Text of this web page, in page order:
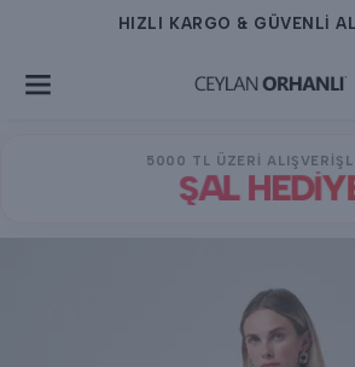
HIZLI KARGO & GÜVENLİ
5000 TL ÜZERİ
ŞAL